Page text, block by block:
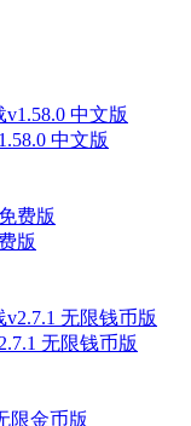
中文版
版
无限钱币版